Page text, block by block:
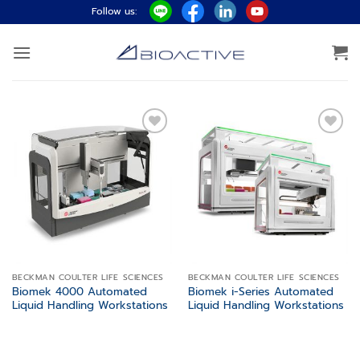
ไป
ยัง
Follow us:
Add to
wishlist
BECKMAN COULTER LIFE SCIENCES
Biomek 4000 Automated
Liquid Handling Workstations
Add to
wishlist
BECKMAN COULTER LIFE SCIENCES
Biomek i-Series Automated
Liquid Handling Workstations